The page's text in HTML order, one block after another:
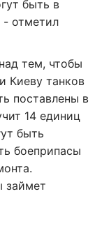
быть в
- отметил
тем, чтобы
Киеву танков
поставлены в
14 единиц
быть
боеприпасы
займет